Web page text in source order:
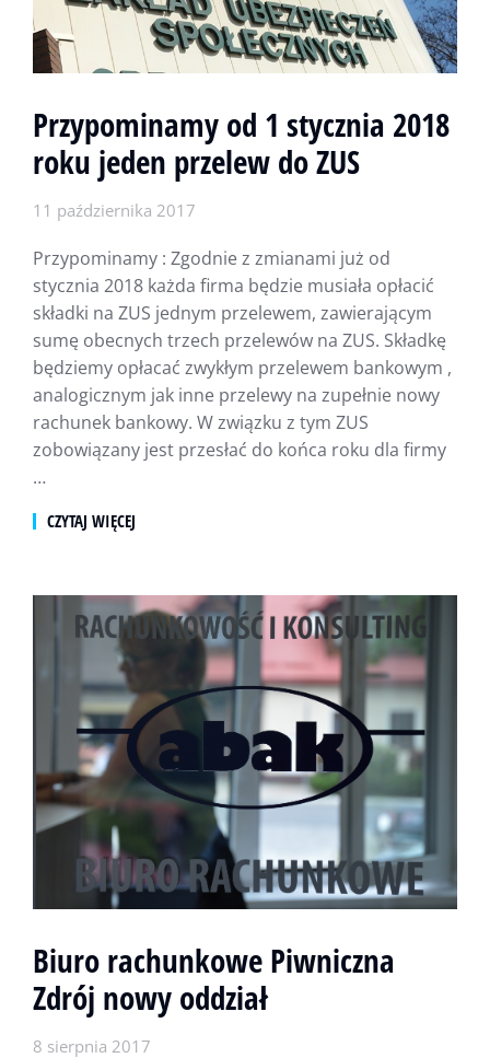
Przypominamy od 1 stycznia 2018
roku jeden przelew do ZUS
11 października 2017
Przypominamy : Zgodnie z zmianami już od
stycznia 2018 każda firma będzie musiała opłacić
składki na ZUS jednym przelewem, zawierającym
sumę obecnych trzech przelewów na ZUS. Składkę
będziemy opłacać zwykłym przelewem bankowym ,
analogicznym jak inne przelewy na zupełnie nowy
rachunek bankowy. W związku z tym ZUS
zobowiązany jest przesłać do końca roku dla firmy
…
CZYTAJ WIĘCEJ
Biuro rachunkowe Piwniczna
Zdrój nowy oddział
8 sierpnia 2017